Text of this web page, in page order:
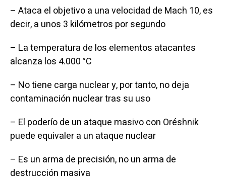
– Ataca el objetivo a una velocidad de Mach 10, es
decir, a unos 3 kilómetros por segundo
– La temperatura de los elementos atacantes
alcanza los 4.000 °C
– No tiene carga nuclear y, por tanto, no deja
contaminación nuclear tras su uso
– El poderío de un ataque masivo con Oréshnik
puede equivaler a un ataque nuclear
– Es un arma de precisión, no un arma de
destrucción masiva